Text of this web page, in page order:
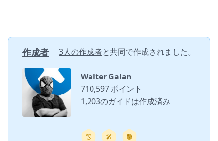
作成者 3人の作成者と共同で作成されました。
Walter Galan
710,597 ポイント
1,203のガイドは作成済み